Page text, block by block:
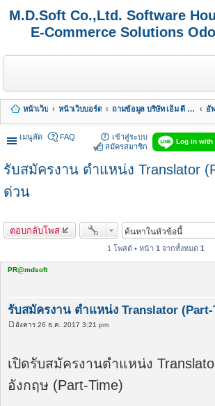
M.D.Soft Co.,Ltd. Software
E-Commerce Solutions
หน้าเว็บ หน้าเว็บบอร์ด ถามข้อมูล บริษัท เอ็ม ดี ซอฟต์ จำกัด
เมนูลัด
Log in with
FAQ
เข้าสู่ระบบ
สมัครสมาชิก
รับสมัครงาน ตำแหน่ง Translator
ด่วน
ตอบกลับโพส
1 โพสต์ • หน้า 1 จากทั้งหมด 1
PR@mdsoft
รับสมัครงาน ตำแหน่ง Translator
ต์
อังคาร 26 ธ.ค. 2017 3:21 pm
เปิดรับสมัครงานตำแหน่ง
อังกฤษ (Part-Time)